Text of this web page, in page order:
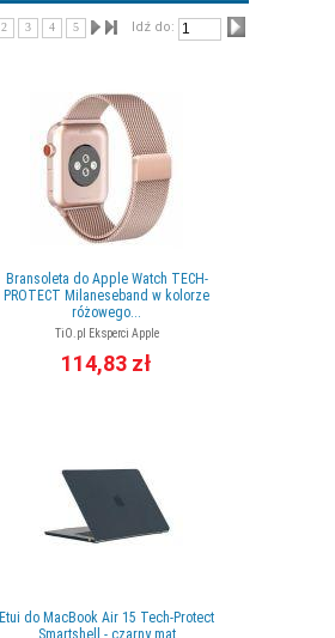
2 3 4 5 Idź do:
Bransoleta do Apple Watch TECH-
PROTECT Milaneseband w kolorze
różowego...
TiO.pl Eksperci Apple
114,83 zł
Etui do MacBook Air 15 Tech-Protect
Smartshell - czarny mat